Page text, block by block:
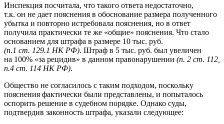
Инспекция посчитала, что такого ответа недостаточно,
т.к. он не дает пояснения в обоснование размера полученного
убытка и повторно истребовала пояснения, но в ответ
получила практически те же «общие» пояснения. Что стало
основанием для штрафа в размере 10 тыс. руб.
(п.1 ст. 129.1 НК РФ). Штраф в 5 тыс. руб. был увеличен
на 100% «за рецидив» в данном правонарушении (п. 2 ст. 112,
п.4 ст. 114 НК РФ).
Общество не согласилось с таким подходом, поскольку
пояснения фактически были представлены, и попыталось
оспорить решение в судебном порядке. Однако суды,
подтвердив законность штрафа, указали следующее: